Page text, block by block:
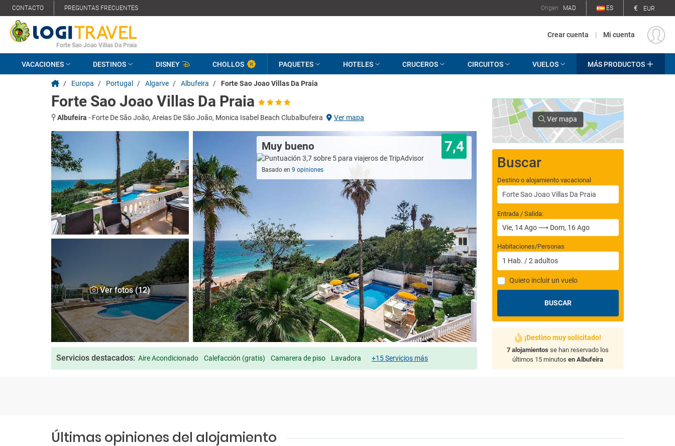
CONTACTO PREGUNTAS FRECUENTES Origen MAD ES € EUR
Forte Sao Joao Villas Da Praia
Crear cuenta | Mi cuenta
VACACIONES DESTINOS DISNEY CHOLLOS PAQUETES HOTELES CRUCEROS CIRCUITOS VUELOS MÁS PRODUCTOS
/ Europa / Portugal / Algarve / Albufeira / Forte Sao Joao Villas Da Praia
Forte Sao Joao Villas Da Praia
Albufeira - Forte De São João, Areias De São João, Monica Isabel Beach Clubalbufeira Ver mapa
Ver fotos (12)
Muy bueno 7,4
Basado en9 opiniones
Servicios destacados: Aire Acondicionado Calefacción (gratis) Camarera de piso Lavadora +15 Servicios más
Ver mapa
Buscar
Destino o alojamiento vacacional
Entrada / Salida:
Habitaciones/Personas
1 Hab. /2 adultos
Quiero incluir un vuelo
BUSCAR
¡Destino muy solicitado!
7 alojamientos se han reservado los
últimos 15 minutosen Albufeira
Últimas opiniones del alojamiento